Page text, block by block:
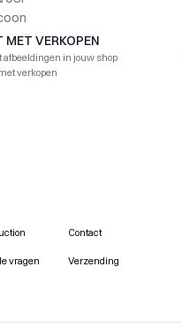
MET VERKOPEN
afbeeldingen in jouw shop
verkopen
vragen
Contact
Verzending